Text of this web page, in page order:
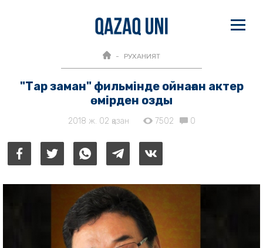
РУХАНИЯТ
"Тар заман" фильмінде ойнаған актер
өмірден озды
2018 ж. 02 қазан 7502 0